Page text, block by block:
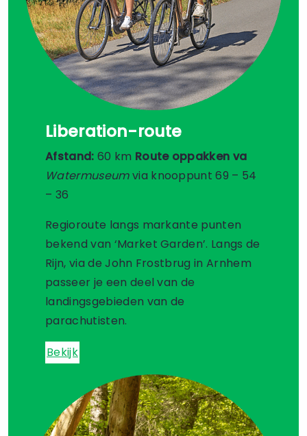
Liberation-route
Afstand: 60 km Route oppakken va
Watermuseumvia knooppunt 69 – 54
– 36
Regioroute langs markante punten
bekend van ‘Market Garden’. Langs de
Rijn, via de John Frostbrug in Arnhem
passeer je een deel van de
landingsgebieden van de
parachutisten.
Bekijk